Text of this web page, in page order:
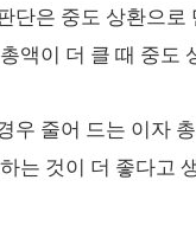
단은 중도 상환으
액이 더 클 때 중도
우 줄어 드는 이자
는 것이 더 좋다고